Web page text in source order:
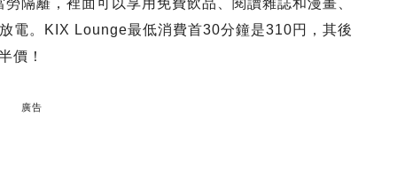
隔籬，裡面可以享用免費飲品、閱讀雜誌和漫畫、
電。KIX Lounge最低消費首30分鐘是310円，其後
價！
廣告